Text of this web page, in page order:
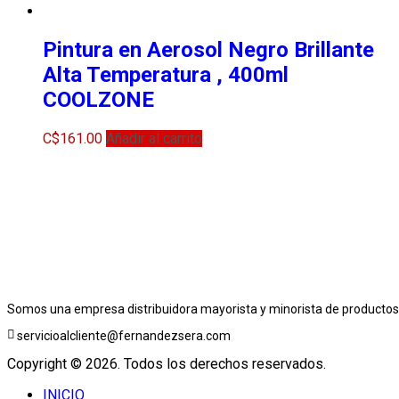
Pintura en Aerosol Negro Brillante
Alta Temperatura , 400ml
COOLZONE
C$161.00 Añadir al carrito
Somos una empresa distribuidora mayorista y minorista de
servicioalcliente@fernandezsera.com
Copyright © 2026. Todos los derechos reservados.
INICIO